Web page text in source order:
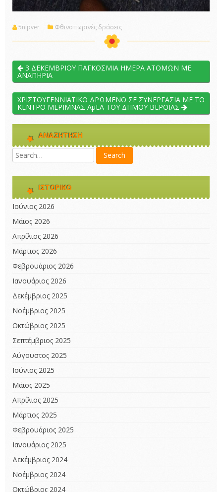
5nipver Φθινοπωρινές δράσεις
3 ΔΕΚΕΜΒΡΙΟΥ ΠΑΓΚΟΣΜΙΑ ΗΜΕΡΑ ΑΤΟΜΩΝ ΜΕ
ΑΝΑΠΗΡΙΑ
ΧΡΙΣΤΟΥΓΕΝΝΙΑΤΙΚΟ ΔΡΩΜΕΝΟ ΣΕ ΣΥΝΕΡΓΑΣΙΑ ΜΕ ΤΟ
ΚΕΝΤΡΟ ΜΕΡΙΜΝΑΣ ΑμΕΑ ΤΟΥ ΔΗΜΟΥ ΒΕΡΟΙΑΣ
ΑΝΑΖΉΤΗΣΗ
ΙΣΤΟΡΙΚΌ
Ιούνιος 2026
Μάιος 2026
Απρίλιος 2026
Μάρτιος 2026
Φεβρουάριος 2026
Ιανουάριος 2026
Δεκέμβριος 2025
Νοέμβριος 2025
Οκτώβριος 2025
Σεπτέμβριος 2025
Αύγουστος 2025
Ιούνιος 2025
Μάιος 2025
Απρίλιος 2025
Μάρτιος 2025
Φεβρουάριος 2025
Ιανουάριος 2025
Δεκέμβριος 2024
Νοέμβριος 2024
Οκτώβριος 2024